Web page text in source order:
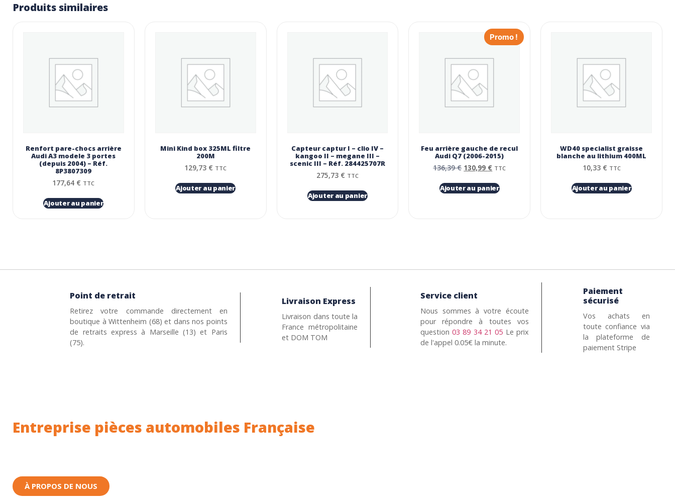
Produits similaires
Renfort pare-chocs arrière
Audi A3 modele 3 portes
(depuis 2004) – Réf.
8P3807309
177,64 € TTC
Ajouter au panier
Mini Kind box 325ML filtre
200Μ
129,73 € TTC
Ajouter au panier
Capteur captur I – clio IV –
kangoo II – megane III –
scenic III – Réf. 284425707R
275,73 € TTC
Ajouter au panier
Promo !
Feu arrière gauche de recul
Audi Q7 (2006-2015)
136,39€ 130,99 € TTC
Ajouter au panier
WD40 specialist graisse
blanche au lithium 400ML
10,33 € TTC
Ajouter au panier
Point de retrait
Retirez votre commande directement en
boutique à Wittenheim (68) et dans nos points
de retraits express à Marseille (13) et Paris
(75).
Livraison Express
Livraison dans toute la
France métropolitaine
et DOM TOM
Service client
Nous sommes à votre écoute
pour répondre à toutes vos
question03 89 34 21 05 Le prix
de l'appel 0.05€ la minute.
Paiement
sécurisé
Vos achats en
toute confiance via
la plateforme de
paiement Stripe
Entreprise pièces automobiles Française
À PROPOS DE NOUS